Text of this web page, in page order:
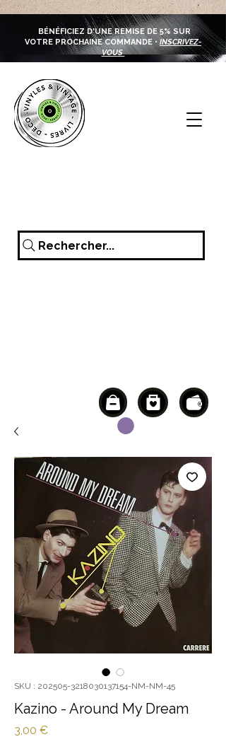
BÉNÉFICIEZ D'UNE REMISE DE 5% SUR
VOTRE PROCHAINE COMMANDE • INSCRIVEZ-
VOUS
Rechercher...
SKU : 202505-3218030137154-NM-NM-45
Kazino - Around My Dream
3,00 €Prix